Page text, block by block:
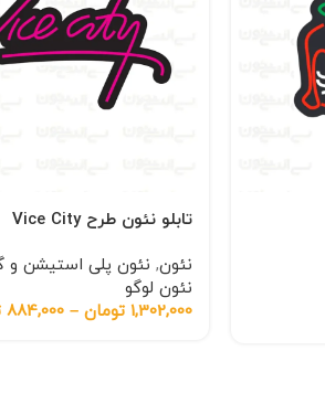
تابلو نئون طرح Vice City
نئون, نئون پلی استیشن و
نئون لوگو
1,302,000 تومان –
884,000